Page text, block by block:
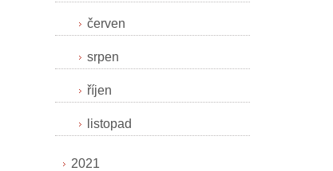
červen
srpen
říjen
listopad
2021